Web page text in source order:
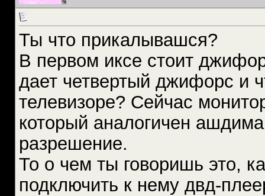
Ты что прикалывашся?
В первом иксе стоит
дает четвертый джифорс и
телевизоре? Сейчас
который аналогичен
разрешение.
То о чем ты говоришь это,
подключить к нему двд-